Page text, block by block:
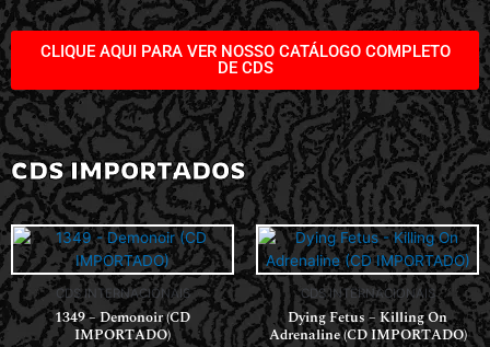
CLIQUE AQUI PARA VER NOSSO CATÁLOGO COMPLETO
DE CDS
CDS IMPORTADOS
CDS INTERNACIONAIS
1349 – Demonoir (CD
IMPORTADO)
CDS INTERNACIONAIS
Dying Fetus – Killing On
Adrenaline (CD IMPORTADO)